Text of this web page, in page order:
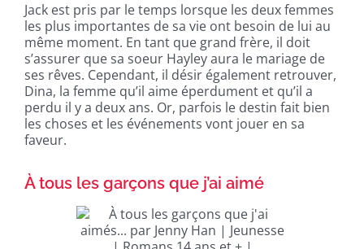
Jack est pris par le temps lorsque les deux femmes
les plus importantes de sa vie ont besoin de lui au
même moment. En tant que grand frère, il doit
s’assurer que sa soeur Hayley aura le mariage de
ses rêves. Cependant, il désir également retrouver,
Dina, la femme qu’il aime éperdument et qu’il a
perdu il y a deux ans. Or, parfois le destin fait bien
les choses et les événements vont jouer en sa
faveur.
À tous les garçons que j’ai aimé